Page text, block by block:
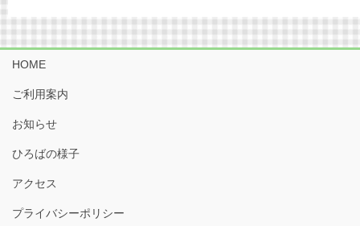
HOME
ご利用案内
お知らせ
ひろばの様子
アクセス
プライバシーポリシー